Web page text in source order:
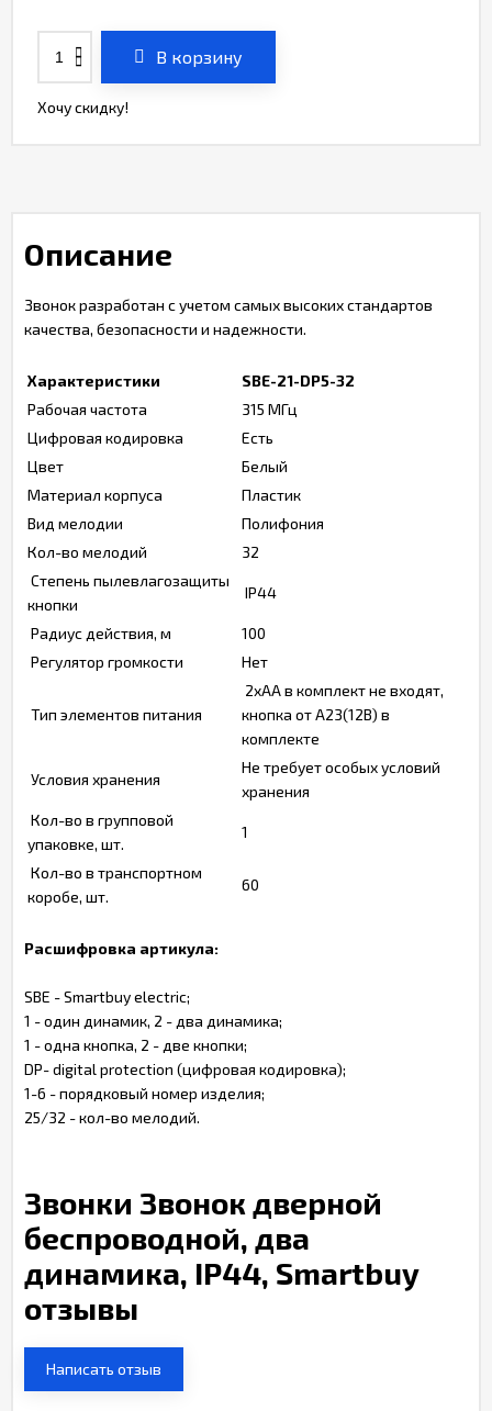
В корзину
Хочу скидку!
Описание
Звонок разработан с учетом самых высоких стандартов
качества, безопасности и надежности.
Характеристики
SBE-21-DP5-32
Рабочая частота
315 МГц
Цифровая кодировка
Есть
Цвет
Белый
Материал корпуса
Пластик
Вид мелодии
Полифония
Кол-во мелодий
32
Степень пылевлагозащиты
кнопки
IP44
Радиус действия, м
100
Регулятор громкости
Нет
Тип элементов питания
2xАА в комплект не входят,
кнопка от А23(12B) в
комплекте
Условия хранения
Не требует особых условий
хранения
Кол-во в групповой
упаковке, шт.
1
Кол-во в транспортном
коробе, шт.
60
Расшифровка артикула:
SBE - Smartbuy electric;
1 - один динамик, 2 - два динамика;
1 - одна кнопка, 2 - две кнопки;
DP- digital protection (цифровая кодировка);
1-6 - порядковый номер изделия;
25/32 - кол-во мелодий.
Звонки Звонок дверной
беспроводной, два
динамика, IP44, Smartbuy
отзывы
Написать отзыв